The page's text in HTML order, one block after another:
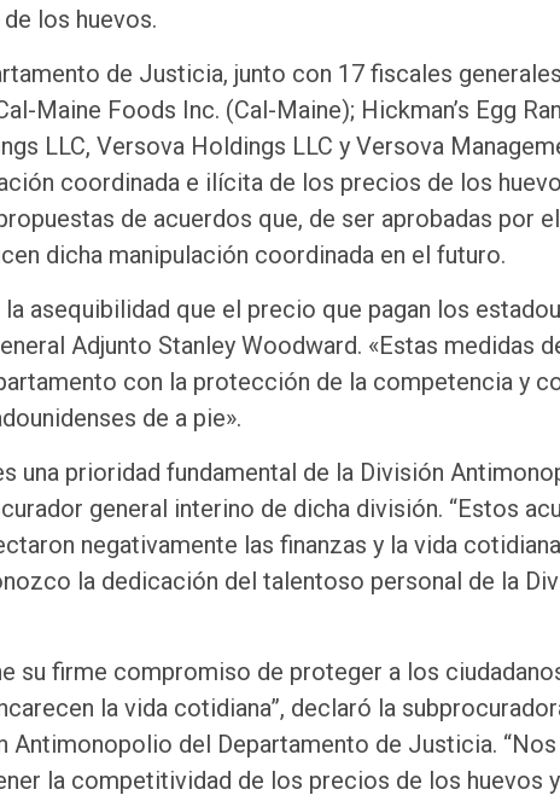
los huevos.
de Justicia, junto con 17 fiscales
Maine Foods Inc. (Cal-Maine); Hickman’s Egg
LLC, Versova Holdings LLC y Versova
coordinada e ilícita de los precios de los
de acuerdos que, de ser aprobadas por
dicha manipulación coordinada en el futuro.
asequibilidad que el precio que pagan los
Adjunto Stanley Woodward. «Estas medidas
con la protección de la competencia y
de a pie».
una prioridad fundamental de la División
general interino de dicha división. “Estos
negativamente las finanzas y la vida
la dedicación del talentoso personal de la
su firme compromiso de proteger a los
la vida cotidiana”, declaró la
Antimonopolio del Departamento de Justicia.
la competitividad de los precios de los huevos